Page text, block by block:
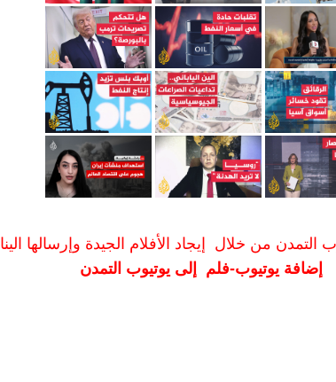
التمدن من خلال إيجاد الأفلام الجيدة وإرسالها الينا
إضافة يوتيوب-فلم إلى يوتيوب التمدن